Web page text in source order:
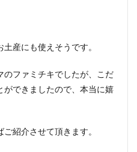
産にも使えそうです。
のファミチキでしたが、こだ
ができましたので、本当に嬉
紹介させて頂きます。